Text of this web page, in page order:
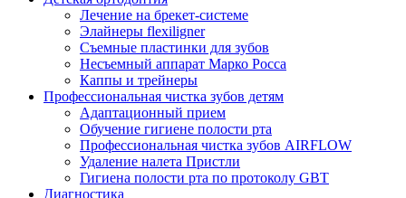
Лечение на брекет-системе
Элайнеры flexiligner
Съемные пластинки для зубов
Несъемный аппарат Марко Росса
Каппы и трейнеры
Профессиональная чистка зубов детям
Адаптационный прием
Обучение гигиене полости рта
Профессиональная чистка зубов AIRFLOW
Удаление налета Пристли
Гигиена полости рта по протоколу GBT
Диагностика